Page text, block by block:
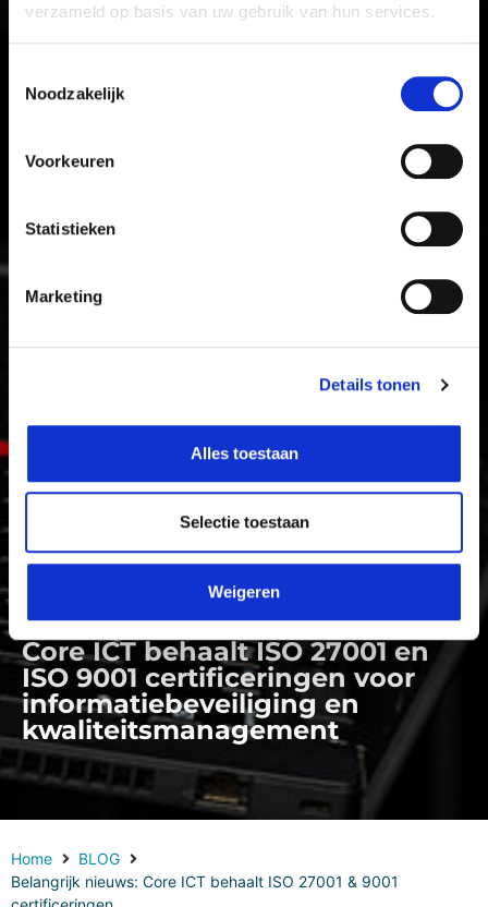
verzameld op basis van uw gebruik van hun services.
Noodzakelijk
Voorkeuren
Statistieken
Marketing
Details tonen
Alles toestaan
Selectie toestaan
Weigeren
Core ICT behaalt ISO 27001 en
ISO 9001 certificeringen voor
informatiebeveiliging en
kwaliteitsmanagement
Home
BLOG
Belangrijk nieuws: Core ICT behaalt ISO 27001 & 9001